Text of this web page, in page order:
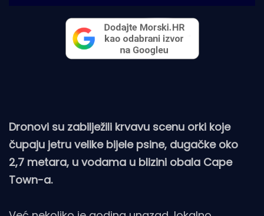
Dronovi su zabilježili krvavu scenu orki koje
čupaju jetru velike bijele psine, dugačke oko
2,7 metara, u vodama u blizini obala Cape
Town-a.